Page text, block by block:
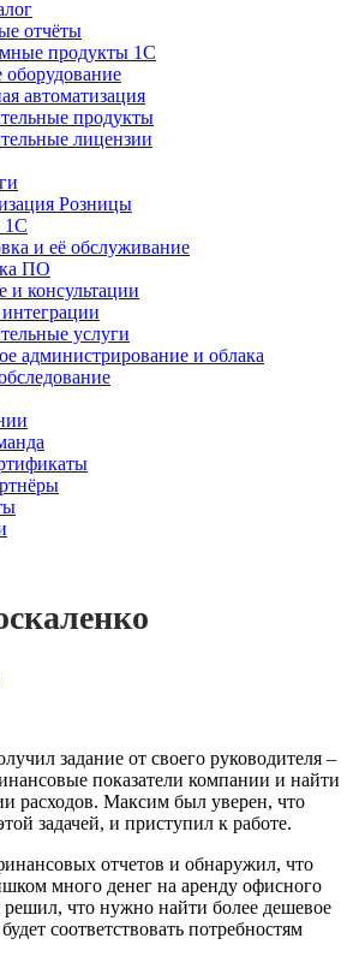
отчёты
продукты 1С
оборудование
автоматизация
продукты
лицензии
Розницы
1С
и её обслуживание
ПО
и консультации
услуги
администрирование и облака
задание от своего руководителя –
показатели компании и найти
расходов. Максим был уверен, что
задачей, и приступил к работе.
отчетов и обнаружил, что
много денег на аренду офисного
что нужно найти более дешевое
соответствовать потребностям